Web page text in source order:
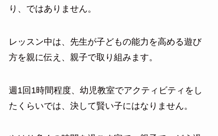
り、ではありません。
レッスン中は、先生が子どもの能力を高める遊び
方を親に伝え、親子で取り組みます。
週1回1時間程度、幼児教室でアクティビティをし
たくらいでは、決して賢い子にはなりません。